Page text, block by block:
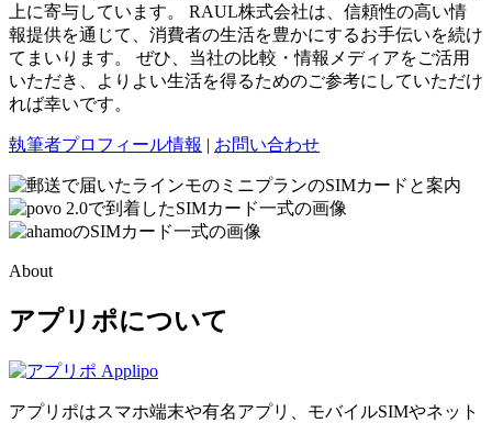
上に寄与しています。 RAUL株式会社は、信頼性の高い情
報提供を通じて、消費者の生活を豊かにするお手伝いを続け
てまいります。 ぜひ、当社の比較・情報メディアをご活用
いただき、よりよい生活を得るためのご参考にしていただけ
れば幸いです。
執筆者プロフィール情報 | お問い合わせ
About
アプリポについて
アプリポはスマホ端末や有名アプリ、モバイルSIMやネット